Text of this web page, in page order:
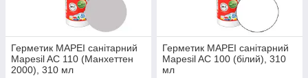
Герметик MAPEI санітарний
Mapesil AC 110 (Манхеттен
2000), 310 мл
Герметик MAPEI санітарний
Mapesil AC 100 (білий), 310
мл